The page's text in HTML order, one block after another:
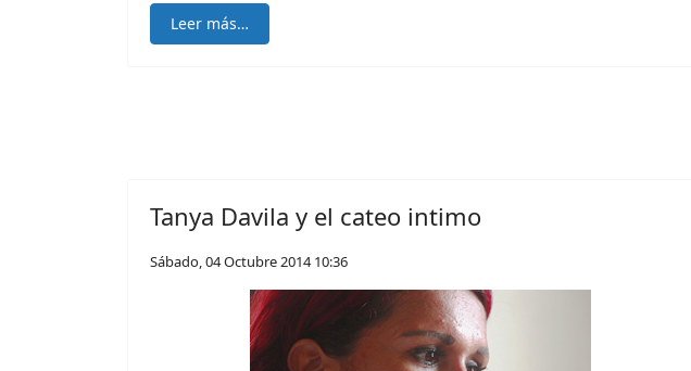
Leer más…
Tanya Davila y el cateo intimo
Sábado, 04 Octubre 2014 10:36